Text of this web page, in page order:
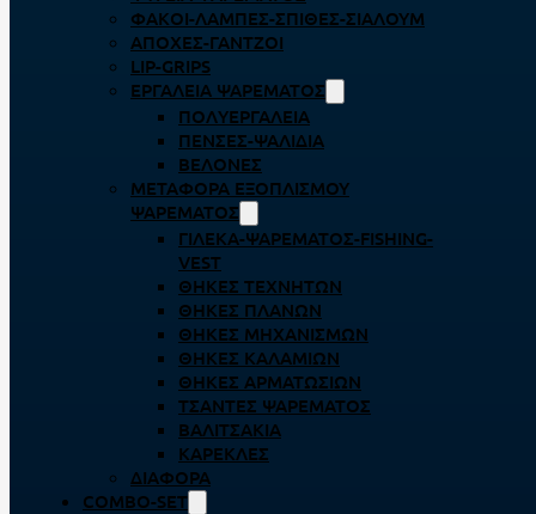
ΦΑΚΟΊ-ΛΆΜΠΕΣ-ΣΠΊΘΕΣ-ΣΊΑΛΟΥΜ
ΑΠΌΧΕΣ-ΓΆΝΤΖΟΙ
LIP-GRIPS
EΡΓΑΛΕΊΑ ΨΑΡΈΜΑΤΟΣ
ΠΟΛΥΕΡΓΑΛΕΊΑ
ΠΈΝΣΕΣ-ΨΑΛΊΔΙΑ
ΒΕΛΌΝΕΣ
ΜΕΤΑΦΟΡΆ ΕΞΟΠΛΙΣΜΟΎ
ΨΑΡΈΜΑΤΟΣ
ΓΙΛΈΚΑ-ΨΑΡΈΜΑΤΟΣ-FISHING-
VEST
ΘΉΚΕΣ ΤΕΧΝΗΤΏΝ
ΘΉΚΕΣ ΠΛΆΝΩΝ
ΘΉΚΕΣ ΜΗΧΑΝΙΣΜΏΝ
ΘΉΚΕΣ ΚΑΛΑΜΙΏΝ
ΘΉΚΕΣ ΑΡΜΑΤΩΣΙΏΝ
ΤΣΆΝΤΕΣ ΨΑΡΈΜΑΤΟΣ
ΒΑΛΙΤΣΆΚΙΑ
ΚΑΡΈΚΛΕΣ
ΔΙΆΦΟΡΑ
COMBO-SET